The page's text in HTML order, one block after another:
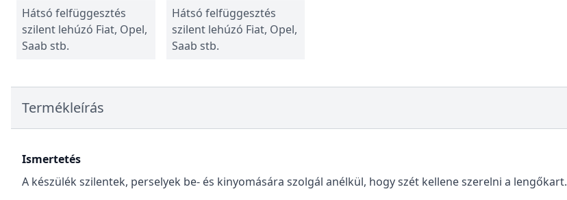
Hátsó felfüggesztés
szilent lehúzó Fiat, Opel,
Saab stb.
Hátsó felfüggesztés
szilent lehúzó Fiat, Opel,
Saab stb.
Termékleírás
Ismertetés
A készülék szilentek, perselyek be- és kinyomására szolgál anélkül, hogy szét kellene szerelni a lengőkart.